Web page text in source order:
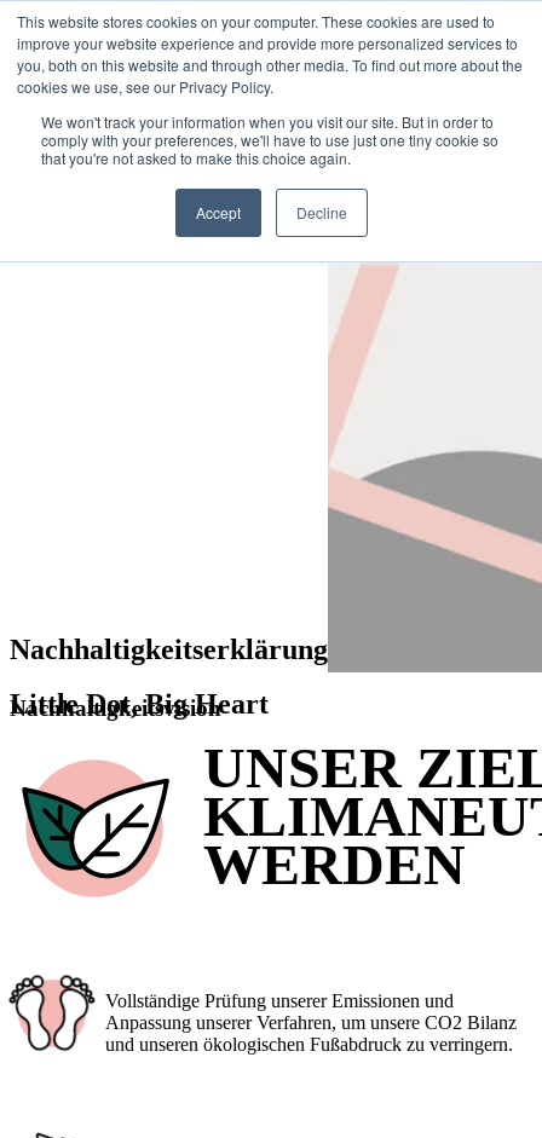
This website stores cookies on your computer. These cookies are used to
improve your website experience and provide more personalized services to
you, both on this website and through other media. To find out more about the
cookies we use, see our Privacy Policy.
We won't track your information when you visit our site. But in order to
comply with your preferences, we'll have to use just one tiny cookie so
that you're not asked to make this choice again.
Accept Decline
Little Dot Studios
Nachhaltigkeitserklärung
Vielfalt, Gerechtigkeit & Inklusion
Unsere Agb & Datenschutzerklärung
Nachhaltigkeitserklärung
Little Dot, Big Heart
Nachhaltigkeitsvision
UNSER
WERDEN
Vollständige Prüfung unserer Emissionen und
Anpassung unserer Verfahren, um unsere CO2 Bilanz
und unseren ökologischen Fußabdruck zu verringern.